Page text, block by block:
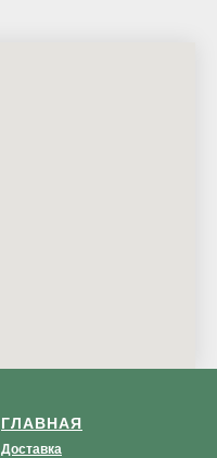
ГЛАВНАЯ
Доставка